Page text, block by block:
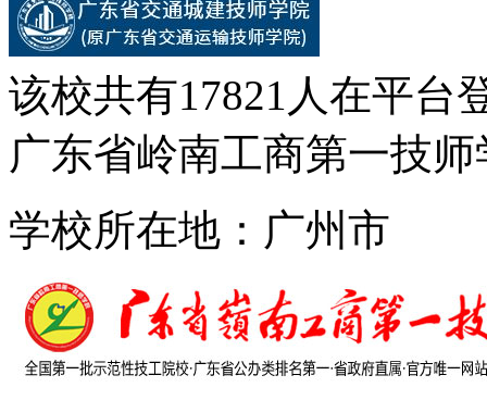
该校共有17821 人在平台
广东省岭南工商第一技师
学校所在地：广州市